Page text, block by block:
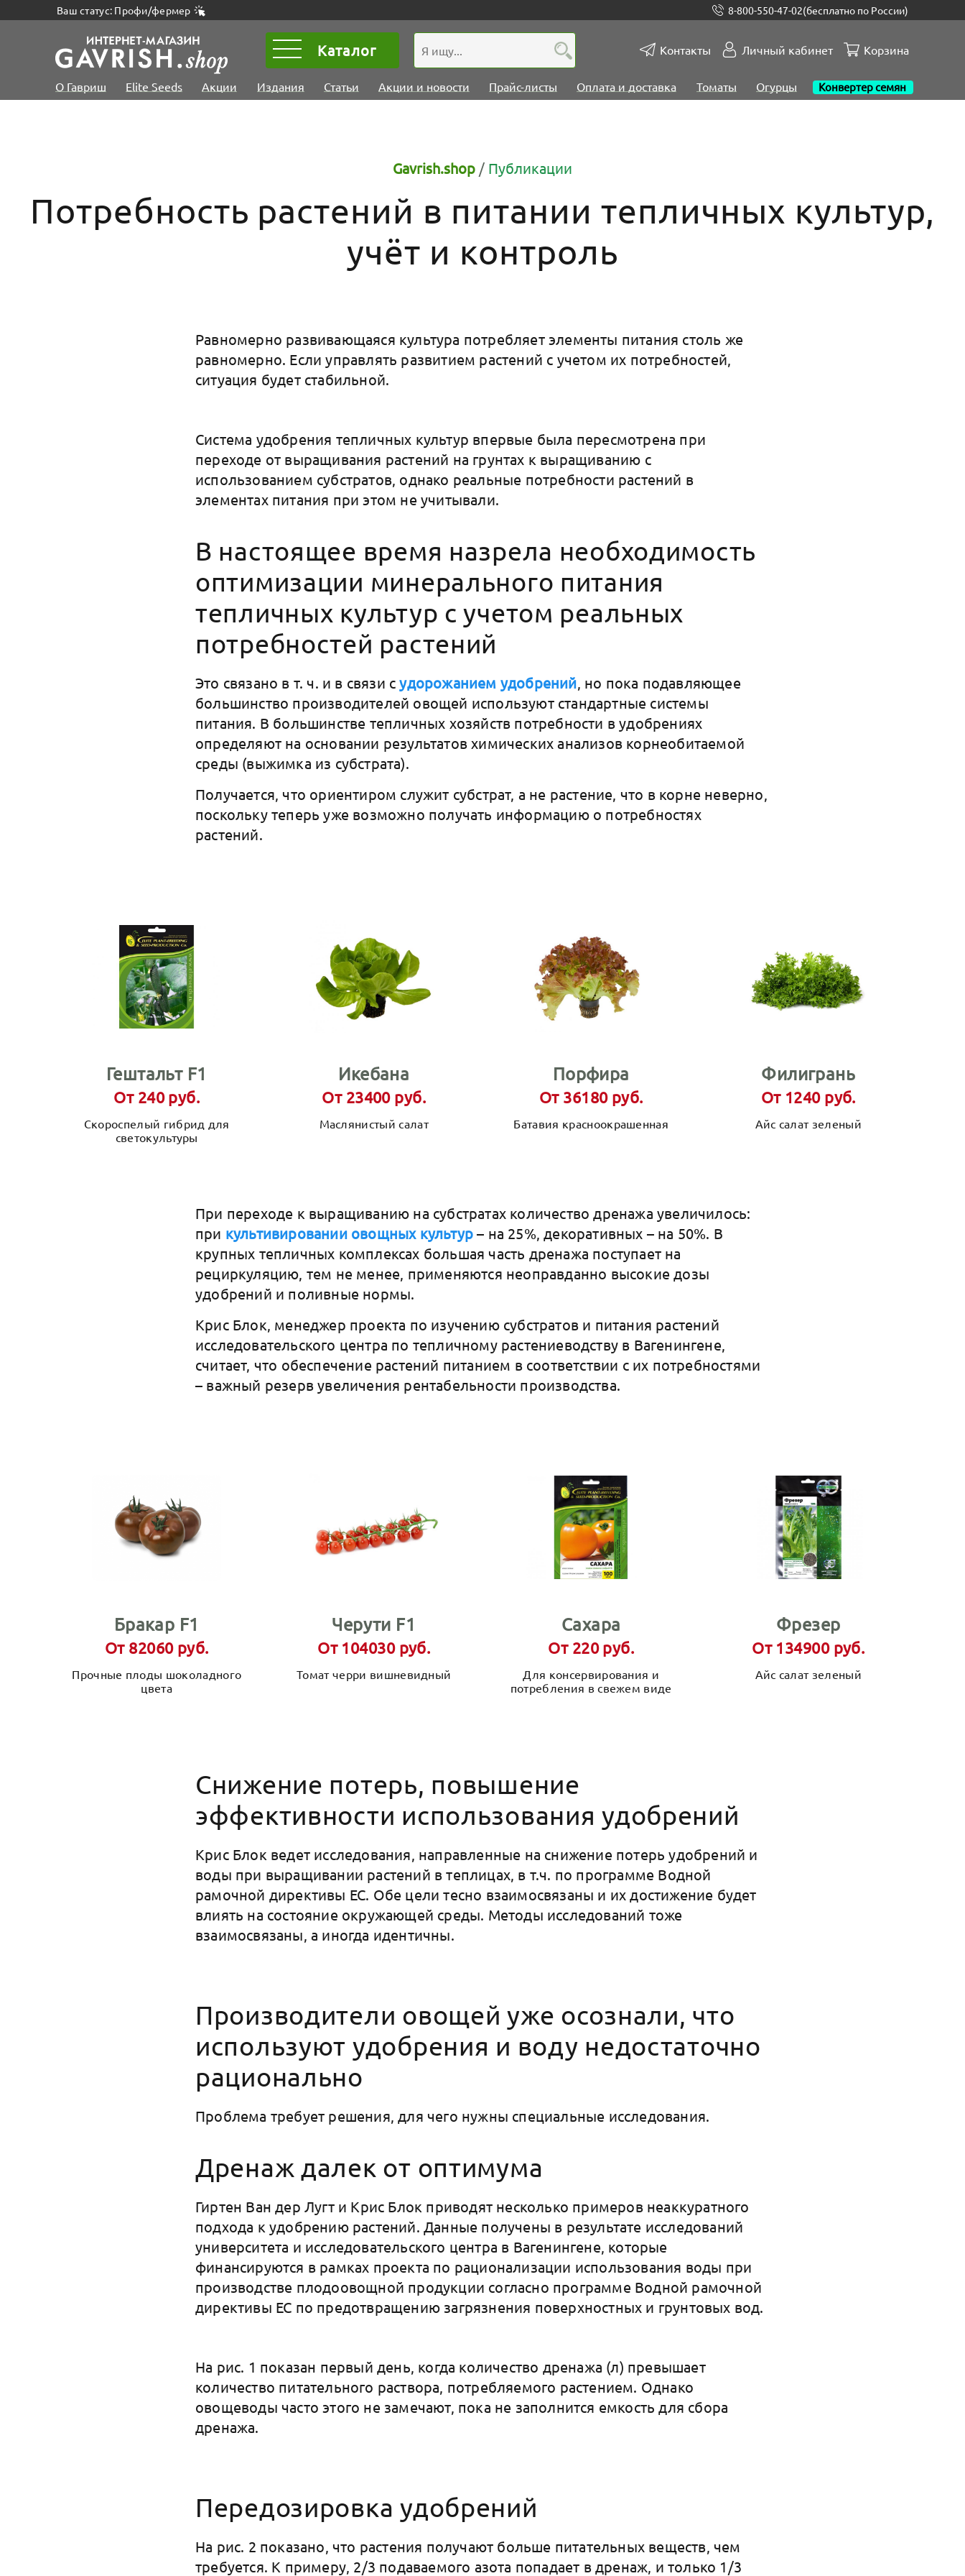
Ваш статус: Профи/фермер 8-800-550-47-02(бесплатно по России)
Каталог Контакты Личный кабинет Корзина
О Гавриш Elite Seeds Акции Издания Статьи Акции и новости Прайс-листы Оплата и доставка Томаты Огурцы Конвертер семян
Gavrish.shop / Публикации
Потребность растений в питании тепличных культур,
учёт и контроль
Равномерно развивающаяся культура потребляет элементы питания столь же
равномерно. Если управлять развитием растений с учетом их потребностей,
ситуация будет стабильной.
Система удобрения тепличных культур впервые была пересмотрена при
переходе от выращивания растений на грунтах к выращиванию с
использованием субстратов, однако реальные потребности растений в
элементах питания при этом не учитывали.
В настоящее время назрела необходимость
оптимизации минерального питания
тепличных культур с учетом реальных
потребностей растений
Это связано в т. ч. и в связи судорожанием удобрений, но пока подавляющее
большинство производителей овощей используют стандартные системы
питания. В большинстве тепличных хозяйств потребности в удобрениях
определяют на основании результатов химических анализов корнеобитаемой
среды (выжимка из субстрата).
Получается, что ориентиром служит субстрат, а не растение, что в корне неверно,
поскольку теперь уже возможно получать информацию о потребностях
растений.
Гештальт F1
От 240 руб.
Скороспелый гибрид для
светокультуры
Икебана
От 23400 руб.
Маслянистый салат
Порфира
От 36180 руб.
Батавия красноокрашенная
Филигрань
От 1240 руб.
Айс салат зеленый
При переходе к выращиванию на субстратах количество дренажа увеличилось:
при культивировании овощных культур – на 25%, декоративных – на 50%. В
крупных тепличных комплексах большая часть дренажа поступает на
рециркуляцию, тем не менее, применяются неоправданно высокие дозы
удобрений и поливные нормы.
Крис Блок, менеджер проекта по изучению субстратов и питания растений
исследовательского центра по тепличному растениеводству в Вагенингене,
считает, что обеспечение растений питанием в соответствии с их потребностями
– важный резерв увеличения рентабельности производства.
Бракар F1
От 82060 руб.
Прочные плоды шоколадного
цвета
Черути F1
От 104030 руб.
Томат черри вишневидный
Сахара
От 220 руб.
Для консервирования и
потребления в свежем виде
Фрезер
От 134900 руб.
Айс салат зеленый
Снижение потерь, повышение
эффективности использования удобрений
Крис Блок ведет исследования, направленные на снижение потерь удобрений и
воды при выращивании растений в теплицах, в т.ч. по программе Водной
рамочной директивы ЕС. Обе цели тесно взаимосвязаны и их достижение будет
влиять на состояние окружающей среды. Методы исследований тоже
взаимосвязаны, а иногда идентичны.
Производители овощей уже осознали, что
используют удобрения и воду недостаточно
рационально
Проблема требует решения, для чего нужны специальные исследования.
Дренаж далек от оптимума
Гиртен Ван дер Лугт и Крис Блок приводят несколько примеров неаккуратного
подхода к удобрению растений. Данные получены в результате исследований
университета и исследовательского центра в Вагенингене, которые
финансируются в рамках проекта по рационализации использования воды при
производстве плодоовощной продукции согласно программе Водной рамочной
директивы ЕС по предотвращению загрязнения поверхностных и грунтовых вод.
На рис. 1 показан первый день, когда количество дренажа (л) превышает
количество питательного раствора, потребляемого растением. Однако
овощеводы часто этого не замечают, пока не заполнится емкость для сбора
дренажа.
Передозировка удобрений
На рис. 2 показано, что растения получают больше питательных веществ, чем
требуется. К примеру, 2/3 подаваемого азота попадает в дренаж, и только 1/3